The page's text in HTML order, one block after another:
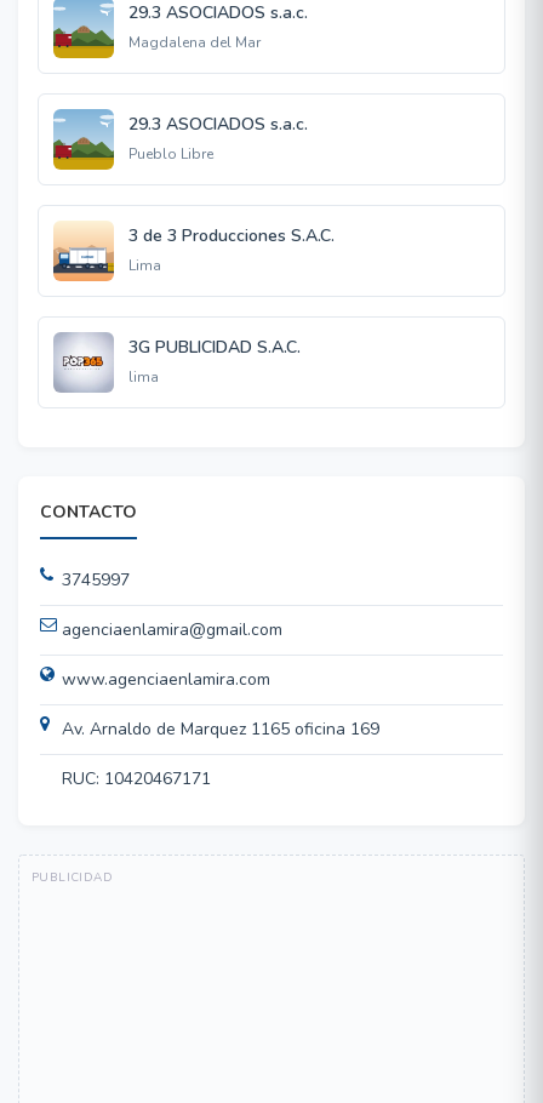
29.3 ASOCIADOS s.a.c.
Magdalena del Mar
29.3 ASOCIADOS s.a.c.
Pueblo Libre
3 de 3 Producciones S.A.C.
Lima
3G PUBLICIDAD S.A.C.
lima
CONTACTO
3745997
agenciaenlamira@gmail.com
www.agenciaenlamira.com
Av. Arnaldo de Marquez 1165 oficina 169
RUC: 10420467171